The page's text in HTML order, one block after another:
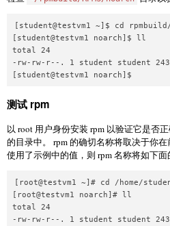
[student@testvm1 ~]$ cd rpmbuild/
[student@testvm1 noarch]$ ll
total 24
-rw-rw-r--. 1 student student
[student@testvm1 noarch]$
测试 rpm
以 root 用户身份安装 rpm 以验证它是否
的目录中。 rpm 的确切名称将取决于你
使用了示例中的值，则 rpm 名称将如下面
[root@testvm1 ~]# cd /home/
[root@testvm1 noarch]# ll
total 24
-rw-rw-r--. 1 student student